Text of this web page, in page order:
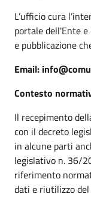
L’ufficio cura
portale dell'Ente
e pubblicazione
Email:
Contesto
Il recepimento
con il decreto
in alcune parti
legislativo n. 36/
riferimento
dati e riutilizzo